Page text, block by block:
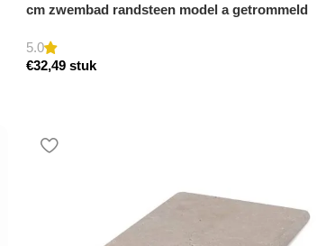
cm zwembad randsteen model a getrommeld
5.0
€32,49 stuk